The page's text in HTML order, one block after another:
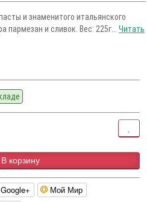
и знаменитого итальянского
пармезан и сливок. Вес: 225г... Читать
В корзину
Google+ Мой Мир